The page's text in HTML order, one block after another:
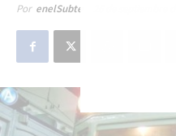
Por enelSubte